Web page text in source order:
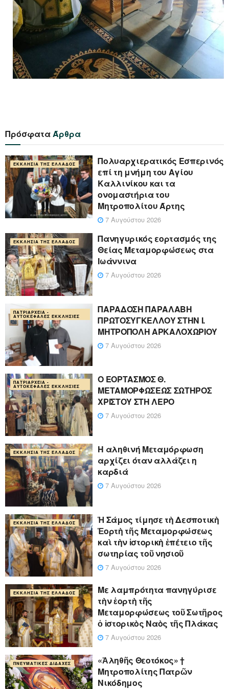
ΠρόσφαταΆρθρα
ΕΚΚΛΗΣΊΑ ΤΗΣ ΕΛΛΆΔΟΣ
Πολυαρχιερατικός Εσπερινός
επί τη μνήμη του Αγίου
Καλλινίκου και τα
ονομαστήρια του
Μητροπολίτου Άρτης
7 Αυγούστου 2026
ΕΚΚΛΗΣΊΑ ΤΗΣ ΕΛΛΆΔΟΣ
Πανηγυρικός εορτασμός της
Θείας Μεταμορφώσεως στα
Ιωάννινα
7 Αυγούστου 2026
ΠΑΤΡΙΑΡΧΕΊΑ -
ΑΥΤΟΚΈΦΑΛΕΣ ΕΚΚΛΗΣΊΕΣ
ΠΑΡΑΔΟΣΗ ΠΑΡΑΛΑΒΗ
ΠΡΩΤΟΣΥΓΚΕΛΛΟΥ ΣΤΗΝ Ι.
ΜΗΤΡΟΠΟΛΗ ΑΡΚΑΛΟΧΩΡΙΟΥ
7 Αυγούστου 2026
ΠΑΤΡΙΑΡΧΕΊΑ -
ΑΥΤΟΚΈΦΑΛΕΣ ΕΚΚΛΗΣΊΕΣ
Ο ΕΟΡΤΑΣΜΟΣ Θ.
ΜΕΤΑΜΟΡΦΩΣΕΩΣ ΣΩΤΗΡΟΣ
ΧΡΙΣΤΟΥ ΣΤΗ ΛΕΡΟ
7 Αυγούστου 2026
ΕΚΚΛΗΣΊΑ ΤΗΣ ΕΛΛΆΔΟΣ
Η αληθινή Μεταμόρφωση
αρχίζει όταν αλλάζει η
καρδιά
7 Αυγούστου 2026
ΕΚΚΛΗΣΊΑ ΤΗΣ ΕΛΛΆΔΟΣ
Ἡ Σάμος τίμησε τὴ Δεσποτικὴ
Ἑορτὴ τῆς Μεταμορφώσεως
καὶ τὴν ἱστορικὴ ἐπέτειο τῆς
σωτηρίας τοῦ νησιοῦ
7 Αυγούστου 2026
ΕΚΚΛΗΣΊΑ ΤΗΣ ΕΛΛΆΔΟΣ
Με λαμπρότητα πανηγύρισε
τὴν ἑορτὴ τῆς
Μεταμορφώσεως τοῦ Σωτῆρος
ὁ ἱστορικὸς Ναὸς τῆς Πλάκας
7 Αυγούστου 2026
ΠΝΕΥΜΑΤΙΚΈΣ ΔΙΔΑΧΈΣ
«Ἀληθῆς Θεοτόκος» †
Μητροπολίτης Πατρῶν
Νικόδημος